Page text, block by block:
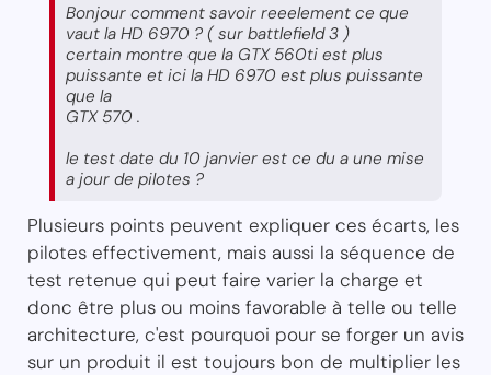
Bonjour comment savoir reeelement ce que
vaut la HD 6970 ? ( sur battlefield 3 )
certain montre que la GTX 560ti est plus
puissante et ici la HD 6970 est plus puissante
que la
GTX 570 .
le test date du 10 janvier est ce du a une mise
a jour de pilotes ?
Plusieurs points peuvent expliquer ces écarts, les
pilotes effectivement, mais aussi la séquence de
test retenue qui peut faire varier la charge et
donc être plus ou moins favorable à telle ou telle
architecture, c'est pourquoi pour se forger un avis
sur un produit il est toujours bon de multiplier les